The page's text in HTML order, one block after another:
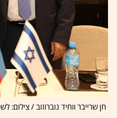
חן שרייבר ווחיד נוברוזוב / צילום: